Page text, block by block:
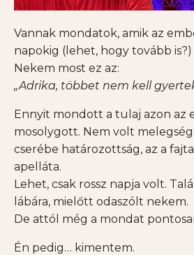
Vannak mondatok, amik az
napokig (lehet, hogy tovább is?)
Nekem most ez az:
„Adrika, többet nem kell
Ennyit mondott a tulaj azon az
mosolygott. Nem volt
cserébe határozottság, az a
apelláta.
Lehet, csak rossz napja volt.
lábára, mielőtt odaszólt nekem.
De attól még a mondat
Én pedig… kimentem.